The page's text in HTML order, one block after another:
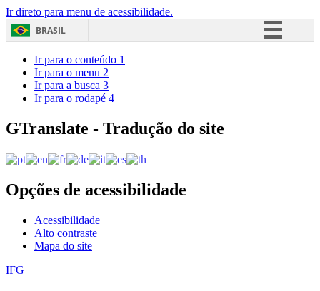
Ir direto para menu de acessibilidade.
BRASIL
Acesso à informação
Ir para o conteúdo 1
Ir para o menu 2
Ir para a busca 3
Ir para o rodapé 4
GTranslate - Tradução do site
Opções de acessibilidade
Acessibilidade
Alto contraste
Mapa do site
IFG